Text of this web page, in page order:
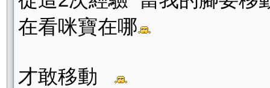
在看咪寶在哪
才敢移動